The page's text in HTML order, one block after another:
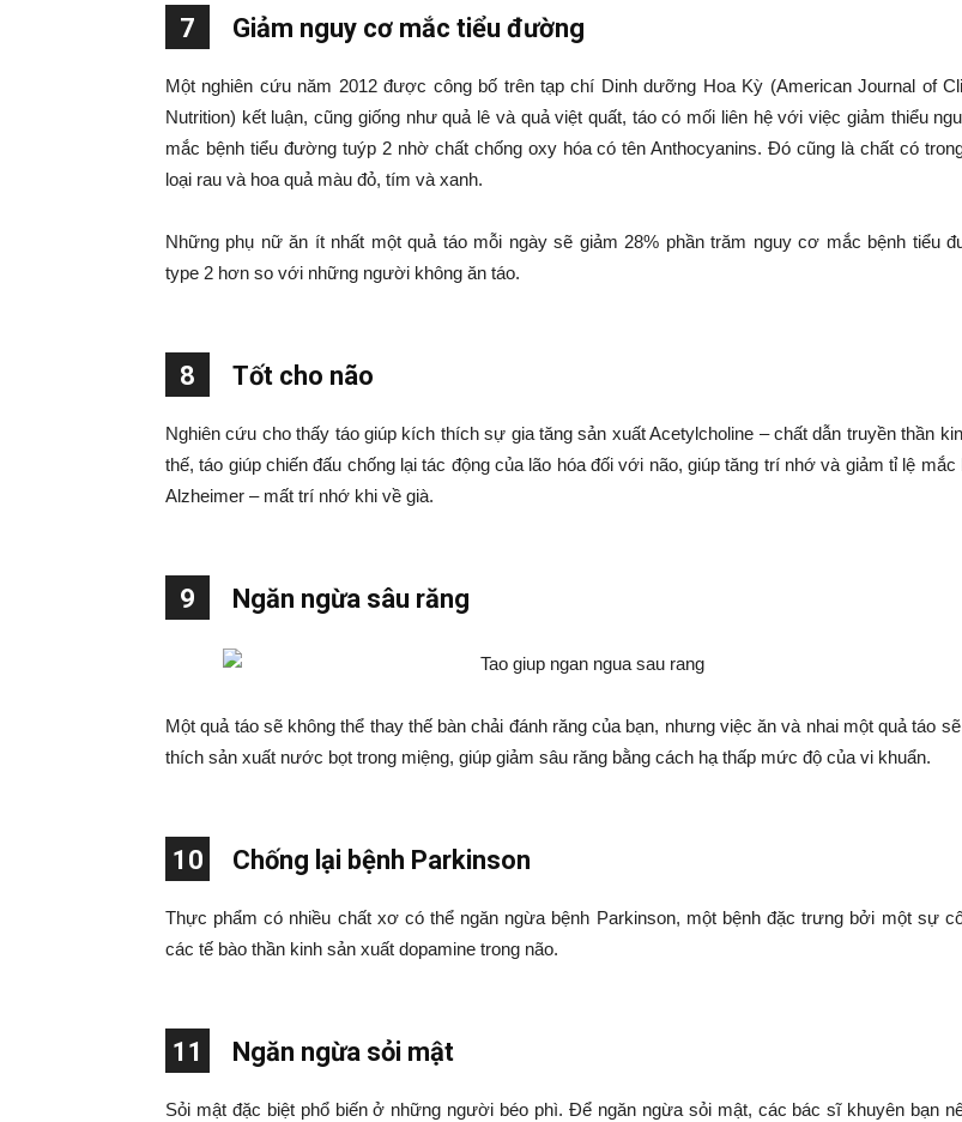
7 Giảm nguy cơ mắc tiểu đường
Một nghiên cứu năm 2012 được công bố trên tạp chí Dinh dưỡng Hoa Kỳ (American Journal of
Nutrition) kết luận, cũng giống như quả lê và quả việt quất, táo có mối liên hệ với việc giảm thiểu
mắc bệnh tiểu đường tuýp 2 nhờ chất chống oxy hóa có tên Anthocyanins. Đó cũng là chất có
loại rau và hoa quả màu đỏ, tím và xanh.
Những phụ nữ ăn ít nhất một quả táo mỗi ngày sẽ giảm 28% phần trăm nguy cơ mắc bệnh tiểu
type 2 hơn so với những người không ăn táo.
8 Tốt cho não
Nghiên cứu cho thấy táo giúp kích thích sự gia tăng sản xuất Acetylcholine – chất dẫn truyền thần
thế, táo giúp chiến đấu chống lại tác động của lão hóa đối với não, giúp tăng trí nhớ và giảm tỉ lệ mắc
Alzheimer – mất trí nhớ khi về già.
9 Ngăn ngừa sâu răng
Một quả táo sẽ không thể thay thế bàn chải đánh răng của bạn, nhưng việc ăn và nhai một quả táo
thích sản xuất nước bọt trong miệng, giúp giảm sâu răng bằng cách hạ thấp mức độ của vi khuẩn.
10 Chống lại bệnh Parkinson
Thực phẩm có nhiều chất xơ có thể ngăn ngừa bệnh Parkinson, một bệnh đặc trưng bởi một sự
các tế bào thần kinh sản xuất dopamine trong não.
11 Ngăn ngừa sỏi mật
Sỏi mật đặc biệt phổ biến ở những người béo phì. Để ngăn ngừa sỏi mật, các bác sĩ khuyên bạn